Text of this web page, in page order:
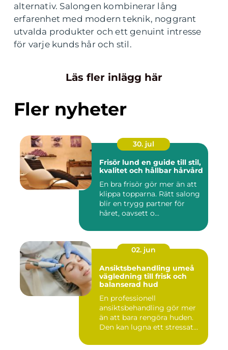
alternativ. Salongen kombinerar lång
erfarenhet med modern teknik, noggrant
utvalda produkter och ett genuint intresse
för varje kunds hår och stil.
Läs fler inlägg här
Fler nyheter
30. jul
Frisör lund en guide till stil,
kvalitet och hållbar hårvård
En bra frisör gör mer än att
klippa topparna. Rätt salong
blir en trygg partner för
håret, oavsett o...
02. jun
Ansiktsbehandling umeå
vägledning till frisk och
balanserad hud
En professionell
ansiktsbehandling gör mer
än att bara rengöra huden.
Den kan lugna ett stressat